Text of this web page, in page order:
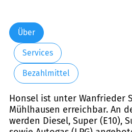
Über
Services
Bezahlmittel
Honsel ist unter Wanfrieder
Mühlhausen erreichbar. An
werden Diesel, Super (E10),